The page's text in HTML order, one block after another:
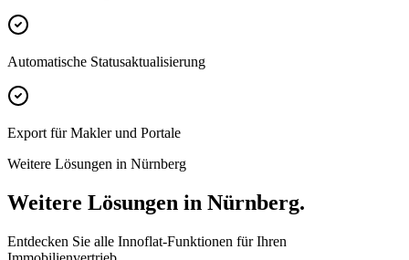
Automatische Statusaktualisierung
Export für Makler und Portale
Weitere Lösungen in Nürnberg
Weitere Lösungen in Nürnberg.
Entdecken Sie alle Innoflat-Funktionen für Ihren